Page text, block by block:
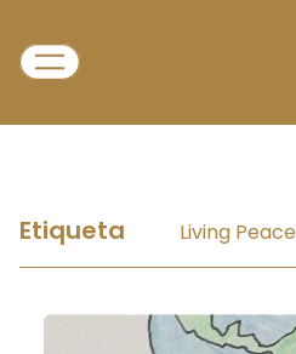
Etiqueta Living Peace